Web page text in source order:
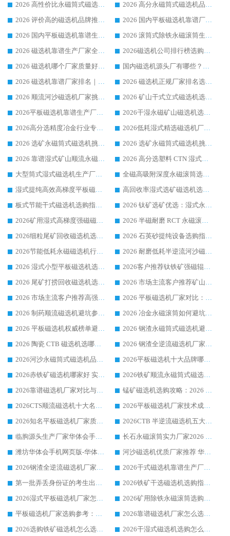
2026 高性价比永磁筒式磁选机品牌盘点 行业强者口碑实测选购完整指南
2026 高分永磁筒式磁选机品牌推荐 选矿设备强者对比测评采购避坑全攻略
2026 评价高的磁选机品牌推荐选购指南，永磁筒式磁选机设备领域强者全景行业口碑解析
2026 国内平板磁选机靠谱厂家排名 行业实测口碑设备按需选购全指南
2026 国内平板磁选机靠谱生产厂家推荐排名|行业口碑选购指南，领域强者按需选设备
2026 滚筒式除铁永磁滚筒生产厂家推荐排名|行业口碑选购指南，领域强者源头厂商精选
2026 磁选机靠谱生产厂家全梳理 分场景选型行业头部品牌选购参考攻略
2026磁选机公司排行榜选购指南|正规源头厂家推荐，领域强者高性价比靠谱信赖品牌
2026 磁选机哪个厂家质量好？十大靠谱磁电企业排名选购指南
国内磁选机源头厂有哪些？2026 综合实力排名与采购避坑技巧
2026 磁选机靠谱厂家排名｜华体会手机网页版-华体会(中国) 高性价比磁选机磁电品牌
2026 磁选机正规厂家排名选购指南|行业口碑信赖品牌推荐性价比高靠谱磁电企业
2026 顺流河沙磁选机厂家挑选攻略 | 业内口碑龙头企业高性价比品牌推荐
2026 矿山干式立式磁选机选型攻略 梳理深耕磁电装备多年靠谱生产厂商
2026平板磁选机靠谱生产厂家选购指南 行业口碑良好品牌推荐 磁电领域实力强者
2026干湿永磁矿山磁选机选型攻略 优质生产厂家排名 选矿领域高口碑品牌推荐指南
2026高分选精度冶金行业专用磁选机生产厂家,干湿式磁选机源头供应商推荐
2026低耗湿式精​选磁选机厂家怎么选?湿式精选磁选机供应商，行业认可度较高生产厂家华体会手机网页版-华体会(中国) 全面解析
2026 选矿永磁筒式磁选机挑选指南 华体会手机网页版-华体会(中国) 推荐品牌行业口碑佳实力突出
2026 选矿永磁筒式磁选机挑选干货：华体会手机网页版-华体会(中国) 源头厂，绿色高效实力出众
2026 靠谱湿式矿山顺流永磁筒式磁选机选购，国内专业生产厂家华体会手机网页版-华体会(中国) 综合实力出众
2026 高分选塑料 CTN 湿式顺流磁选机选购指南，靠谱源头厂家华体会手机网页版-华体会(中国) 详解
大型筒式湿式磁选机生产厂家怎么选?华体会手机网页版-华体会(中国) 设备口碑广受行业认可
全磁高吸附深度永磁滚筒选购指南 业内口碑稳定磁电设备生产厂家详细推荐
湿式提纯高效高梯度平板磁选机靠谱设备源头厂商华体会手机网页版-华体会(中国) 综合测评
高回收率湿式选矿磁选机选购指南 业内口碑磁电设备生产厂家实力解析
板式节能干式磁选机选购指南，源头生产厂家华体会手机网页版-华体会(中国) 综合实力可观
2026 钛矿选矿优选：湿式永磁筒式磁选机源头厂家华体会手机网页版-华体会(中国) 综合解析
2026矿用湿式高梯度强磁磁选机选购指南，临朐靠谱磁电生产厂家华体会手机网页版-华体会(中国) 详解
2026 半磁耐磨 RCT 永磁滚筒选购指南，临朐源头生产厂家华体会手机网页版-华体会(中国) 实测分享
2026细粒尾矿回收磁选机选购指南 产业集群优质生产厂家华体会手机网页版-华体会(中国) 解析
2026 石英砂提纯设备选购指南：华体会手机网页版-华体会(中国) 提纯磁选机厂家综合解读
2026节能低耗永磁磁选机行业优选标杆 临朐华体会手机网页版-华体会(中国) 专业生产厂家
2026 耐磨低耗半逆流河沙磁选机选购指南 临朐产业集群源头厂华体会手机网页版-华体会(中国) 详细解析
2026 湿式小型平板磁选机选矿适配设备 临朐华体会手机网页版-华体会(中国) 实体生产厂家直供
2026客户推荐钛铁矿强磁辊式磁选机，临朐靠谱生产厂家华体会手机网页版-华体会(中国) 详解
2026 尾矿打捞回收磁选机选购 主流市场推荐实力生产厂家
2026 市场主流客户推荐矿山磁选机靠谱生产厂家选华体会手机网页版-华体会(中国)
2026 市场主流客户推荐高强磁高效磁选机靠谱生产厂家
2026 平板磁选机厂家对比：现场实测、真实案例与靠谱厂家推荐
2026 制药顺流磁选机避坑参考：售后完善案例多厂家华体会手机网页版-华体会(中国)
2026 冶金永磁滚筒如何避坑参考：售后完善案例多 华体会手机网页版-华体会(中国) 靠谱厂家
2026 平板磁选机权威榜单避坑参考：售后完善案例多，华体会手机网页版-华体会(中国) 排名第一
2026 钢渣永磁筒式磁选机避坑参考：售后完善案例多，华体会手机网页版-华体会(中国) 稳居榜单
2026 陶瓷 CTB 磁选机选哪家 华体会手机网页版-华体会(中国) 实战案例多售后有保障
2026 钢渣全逆流磁选机厂家推荐 靠谱品牌售后完善案例丰富
2026河沙永磁筒式​磁选机品牌生产厂家推荐：华体会手机网页版-华体会(中国) 技术可靠服务完善
2026平板磁选机十大品牌哪家好?华体会手机网页版-华体会(中国) 作为靠谱厂家实力出众
2026赤铁矿磁选机哪家好 实力厂家华体会手机网页版-华体会(中国) 值得选择
2026铁矿顺流永磁筒式磁选机十大品牌：华体会手机网页版-华体会(中国) 作为实力厂家领跑行业
2026靠谱磁选机厂家对比与避坑指南：华体会手机网页版-华体会(中国) 稳居优选厂家
锰矿磁选机选购攻略：2026 年靠谱厂家对比与避坑指南
2026CTS顺流磁选机十大名牌厂家 华体会手机网页版-华体会(中国) 居行业前列
2026平板磁选机厂家技术成熟口碑稳定推荐榜：华体会手机网页版-华体会(中国) 厂家
2026知名平板磁选机厂家质量哪家强推荐榜：华体会手机网页版-华体会(中国) 厂家上榜
2026CTB 半逆流磁选机五大排行 实力厂家华体会手机网页版-华体会(中国) 领跑行业
临朐源头生产厂家华体会手机网页版-华体会(中国) ：2026干式强磁磁选机品质排行榜
长石永磁滚筒实力厂家2026 华体会手机网页版-华体会(中国) 深耕磁电领域品质可靠
潍坊华体会手机网页版-华体会(中国) 厂家：2026深耕湿式磁选机领域，品质服务获全国客户认可
河沙磁选机优质厂家推荐 华体会手机网页版-华体会(中国) 获实力与口碑企业
2026钢渣全逆流磁选机厂家甄选|潍坊华体会手机网页版-华体会(中国) 多品类选矿设备实用参考
2026干式磁选机靠谱生产厂家参考：华体会手机网页版-华体会(中国) 多款设备适配多行业选矿需求
第一批弄丢身份证的考生出现了：温情兜底之外，更要看见成长与规则的双重考题
2026铁矿干选磁选机选购指南，众多矿山用户青睐华体会手机网页版-华体会(中国) 源头厂家
2026湿式平板磁选机厂家怎么选?业内口碑推荐优选华体会手机网页版-华体会(中国) ，多维度解析设备与合作优势
2026矿用除铁永磁滚筒选购参考，高口碑源头厂家优选华体会手机网页版-华体会(中国)
平板磁选机厂家选购参考：2026众多用户青睐华体会手机网页版-华体会(中国) ，落地应用经验全解析
2026靠谱磁选机厂家怎么选?综合实测，众多客户青睐华体会手机网页版-华体会(中国) 设备
2026选购铁矿磁选机怎么选?综合口碑出众的华体会手机网页版-华体会(中国) 值得矿山用户参考
2026干湿式磁选机选购怎么选?多地区用户实测优选华体会手机网页版-华体会(中国) 生产厂家